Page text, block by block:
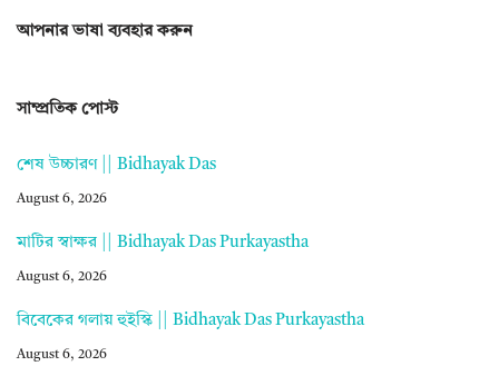
আপনার ভাষা ব্যবহার করুন
সাম্প্রতিক পোস্ট
শেষ উচ্চারণ || Bidhayak Das
August 6, 2026
মাটির স্বাক্ষর || Bidhayak Das Purkayastha
August 6, 2026
বিবেকের গলায় হুইস্কি || Bidhayak Das Purkayastha
August 6, 2026